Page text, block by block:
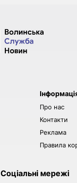
Про нас
Контакти
Реклама
Правила
Соціальні мережі